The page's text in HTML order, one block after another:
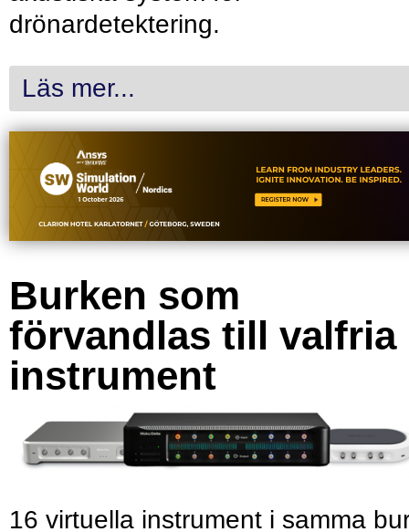
drönardetektering.
Läs mer...
Burken som
förvandlas till valfria
instrument
16 virtuella instrument i samma